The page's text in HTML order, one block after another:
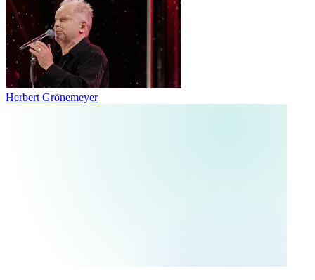
Herbert Grönemeyer